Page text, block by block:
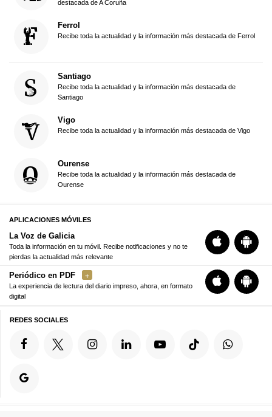
destacada de A Coruña
Ferrol
Recibe toda la actualidad y la información más destacada de Ferrol
Santiago
Recibe toda la actualidad y la información más destacada de
Santiago
Vigo
Recibe toda la actualidad y la información más destacada de Vigo
Ourense
Recibe toda la actualidad y la información más destacada de
Ourense
APLICACIONES MÓVILES
La Voz de Galicia
Toda la información en tu móvil. Recibe notificaciones y no te
pierdas la actualidad más relevante
Periódico en PDF
La experiencia de lectura del diario impreso, ahora, en formato
digital
REDES SOCIALES